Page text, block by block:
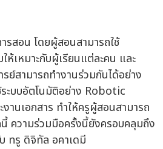
สอน โดยผู้สอนสามารถใช้
ห้เหมาะกับผู้เรียนแต่ละคน และ
ย์สามารถทำงานร่วมกันได้อย่าง
ะบบอัตโนมัติอย่าง Robotic
นเอกสาร ทำให้ครูผู้สอนสามารถ
ความร่วมมือครั้งนี้ยังครอบคลุมถึง
ทรู ดิจิทัล อคาเดมี